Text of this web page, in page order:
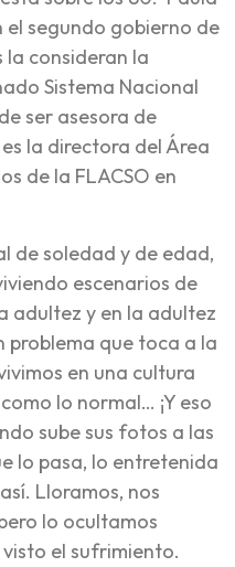
el segundo gobierno de
la consideran la
Sistema Nacional
ser asesora de
la directora del Área
de la FLACSO en
de soledad y de edad,
escenarios de
adultez y en la adultez
problema que toca a la
en una cultura
lo normal… ¡Y eso
sube sus fotos a las
lo pasa, lo entretenida
Lloramos, nos
lo ocultamos
el sufrimiento.